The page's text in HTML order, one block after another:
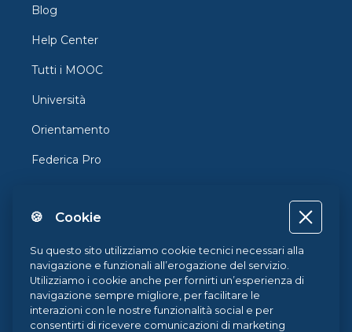
Blog
Help Center
Tutti i MOOC
Università
Orientamento
Federica Pro
Federica Coursera
Accessibilità
Privacy
Termini e Condizioni
🍪 Cookie
Su questo sito utilizziamo cookie tecnici necessari alla
navigazione e funzionali all’erogazione del servizio.
Utilizziamo i cookie anche per fornirti un’esperienza di
navigazione sempre migliore, per facilitare le
interazioni con le nostre funzionalità social e per
consentirti di ricevere comunicazioni di marketing